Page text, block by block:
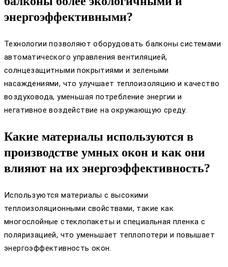
энергоэффективными?
Технологии позволяют оборудовать балконы системами
автоматического управления вентиляцией,
солнцезащитными покрытиями и зелеными
насаждениями, что улучшает теплоизоляцию и качество
воздуховода, уменьшая потребление энергии и
негативное воздействие на окружающую среду.
Какие материалы используются в
производстве умных окон и как они
влияют на их энергоэффективность?
Используются материалы с высокими
теплоизоляционными свойствами, такие как
многослойные стеклопакеты и специальная пленка с
поляризацией, что уменьшает теплопотери и повышает
энергоэффективность окон.